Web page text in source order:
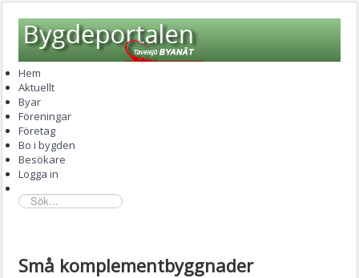
Hem
Aktuellt
Byar
Föreningar
Företag
Bo i bygden
Besökare
Logga in
sök...
Små komplementbyggnader